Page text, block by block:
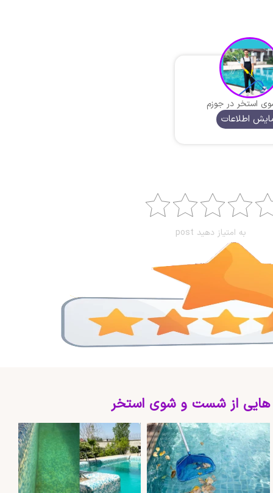
استخر در جوزم
اطلاعات
به امتیاز دهید post
هایی از شست و شوی استخر